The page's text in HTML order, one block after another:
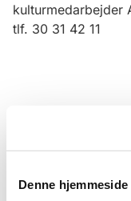
Denne
kulturmedarbejder
tlf. 30 31 42 11